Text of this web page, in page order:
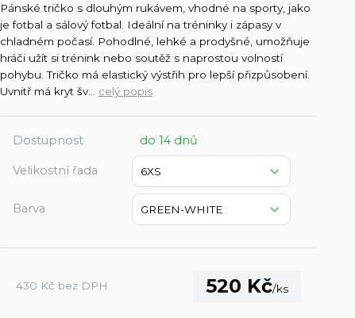
Pánské tričko s dlouhým rukávem, vhodné na sporty, jako
je fotbal a sálový fotbal. Ideální na tréninky i zápasy v
chladném počasí. Pohodlné, lehké a prodyšné, umožňuje
hráči užít si trénink nebo soutěž s naprostou volností
pohybu. Tričko má elastický výstřih pro lepší přizpůsobení.
Uvnitř má kryt šv... celý popis
Dostupnost do 14 dnů
Velikostní řada
Barva
520 Kč/ks
430 Kč bez DPH